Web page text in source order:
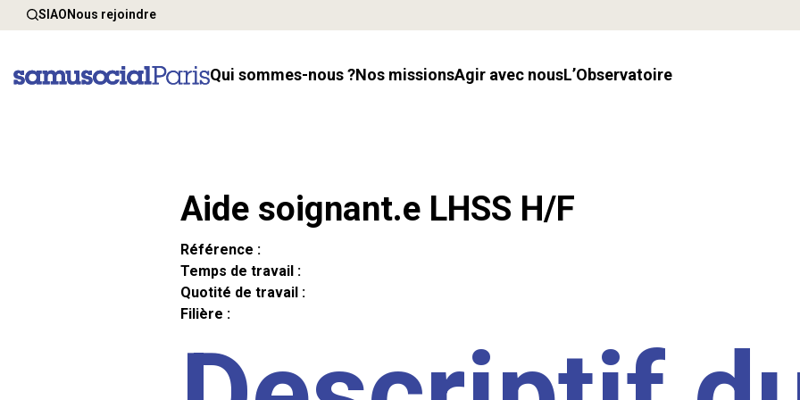
SIAONous rejoindre
Qui sommes-nous ? Nos missions Agir avec nous l’Observatoire
Aide soignant.e LHSS H/F
Référence :
Temps de travail :
Quotité de travail :
Filière :